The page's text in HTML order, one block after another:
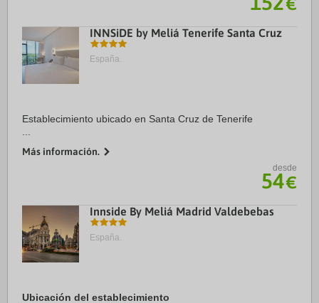
€
INNSiDE by Meliá Tenerife Santa Cruz
España.
Establecimiento ubicado en Santa Cruz de Tenerife
Más información.
desde
54€
Innside By Meliá Madrid Valdebebas
España.
Ubicación del establecimiento